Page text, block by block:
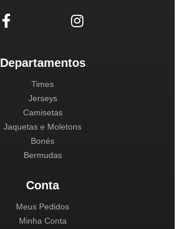
Departamentos
Times
Jerseys
Camisetas
Jaquetas e Moletons
Bonés
Bermudas
Conta
Meus Pedidos
Minha Conta